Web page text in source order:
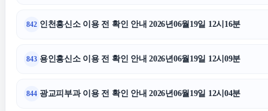
842 인천흥신소 이용 전 확인 안내 2026년06월19일 12시16분
843 용인흥신소 이용 전 확인 안내 2026년06월19일 12시09분
844 광교피부과 이용 전 확인 안내 2026년06월19일 12시04분